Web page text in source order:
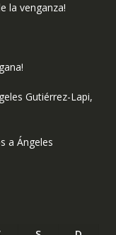
la venganza!
Gutiérrez-Lapi,
a Ángeles